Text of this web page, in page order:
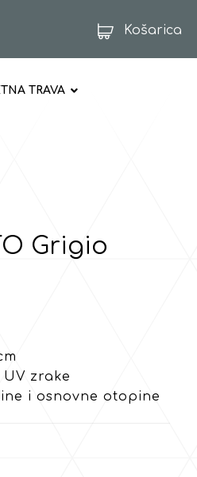
Košarica
TRAVA
Grigio
zrake
i osnovne otopine